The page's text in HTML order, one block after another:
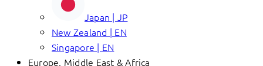
Japan | JP
New Zealand | EN
Singapore | EN
Europe, Middle East & Africa